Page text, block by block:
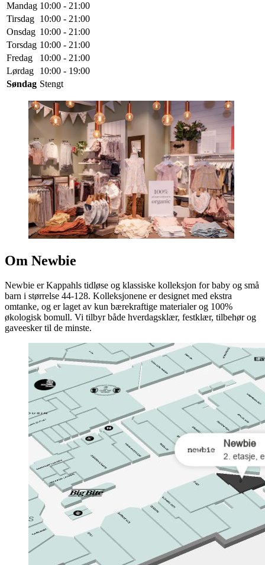
Mandag 10:00 - 21:00
Tirsdag 10:00 - 21:00
Onsdag 10:00 - 21:00
Torsdag 10:00 - 21:00
Fredag
10:00 - 21:00
Lørdag
10:00 - 19:00
Søndag Stengt
Om Newbie
Newbie er Kappahls tidløse og klassiske kolleksjon for baby og små
barn i størrelse 44-128. Kolleksjonene er designet med ekstra
omtanke, og er laget av kun bærekraftige materialer og 100%
økologisk bomull. Vi tilbyr både hverdagsklær, festklær, tilbehør og
gaveesker til de minste.